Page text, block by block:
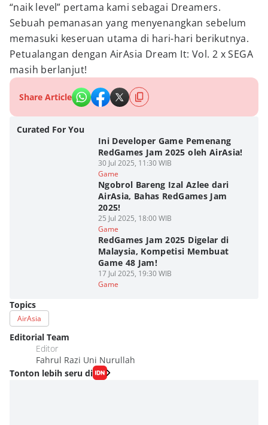
“naik level” pertama kami sebagai Dreamers.
Sebuah pemanasan yang menyenangkan sebelum
memasuki keseruan utama di hari-hari berikutnya.
Petualangan dengan AirAsia Dream It: Vol. 2 x SEGA
masih berlanjut!
Share Article
Curated For You
Ini Developer Game Pemenang
RedGames Jam 2025 oleh AirAsia!
30 Jul 2025, 11:30 WIB
Game
Ngobrol Bareng Izal Azlee dari
AirAsia, Bahas RedGames Jam
2025!
25 Jul 2025, 18:00 WIB
Game
RedGames Jam 2025 Digelar di
Malaysia, Kompetisi Membuat
Game 48 Jam!
17 Jul 2025, 19:30 WIB
Game
Topics
AirAsia
Editorial Team
Editor
Fahrul Razi Uni Nurullah
Tonton lebih seru di